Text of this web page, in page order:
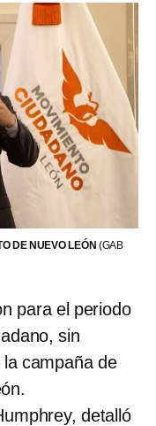
DE NUEVO LEÓN (GAB
para el periodo
sin
campaña de
detalló